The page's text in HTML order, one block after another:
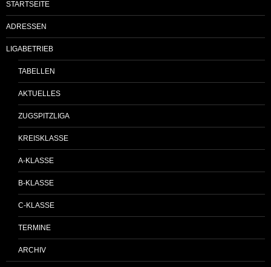
STARTSEITE
ADRESSEN
LIGABETRIEB
TABELLEN
AKTUELLES
ZUGSPITZLIGA
KREISKLASSE
A-KLASSE
B-KLASSE
C-KLASSE
TERMINE
ARCHIV